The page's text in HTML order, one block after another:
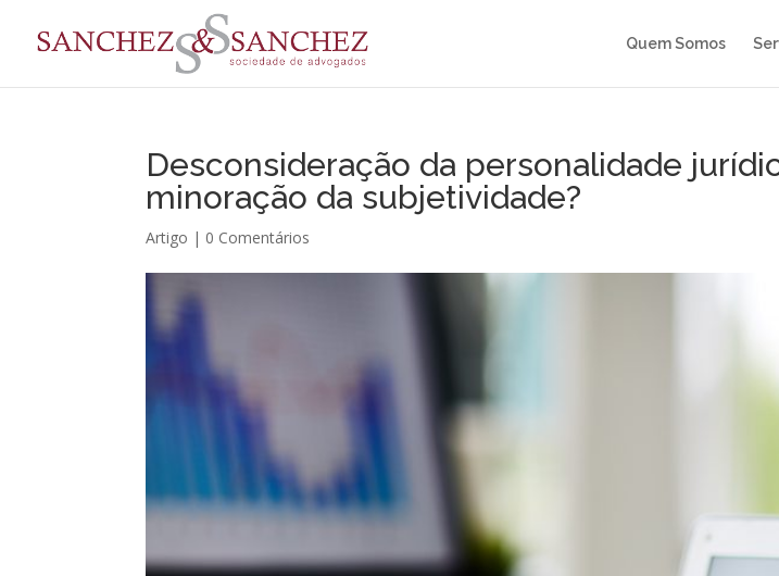
Quem Somos
Desconsideração da personalidade
minoração da subjetividade?
Artigo | 0 Comentários